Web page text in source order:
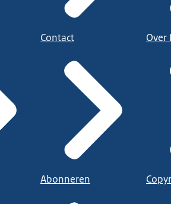
Contact
Abonneren
Over